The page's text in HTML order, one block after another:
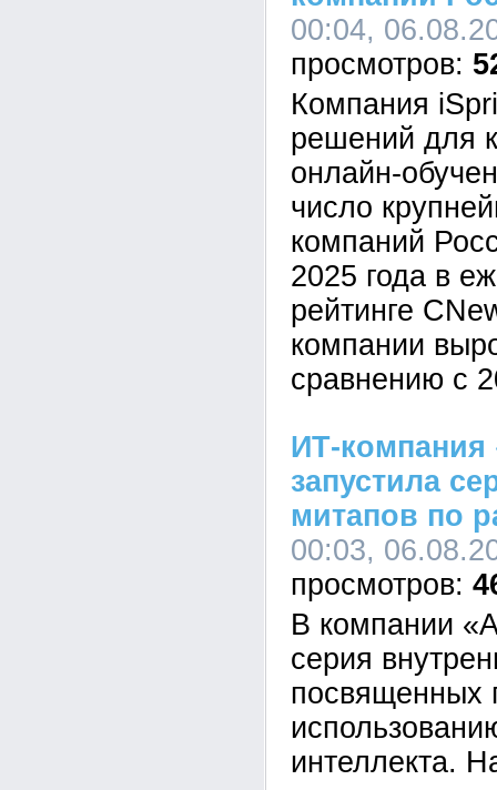
00:04,
Компания
решений для
онлайн-
число
компаний
2025 года в
рейтинге
компании
сравнению с
ИТ-компания
запустила
митапов по
00:03,
В компании
серия
посвященных
интеллекта.